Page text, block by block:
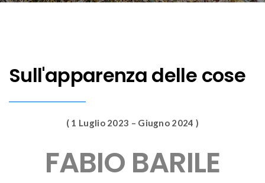
Sull'apparenza delle cose
( 1 Luglio 2023 – Giugno 2024 )
FABIO BARILE